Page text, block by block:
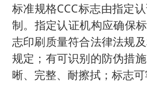
标准规格CCC标志由指定
制。指定认证机构应确保
志印刷质量符合法律法规
规定；有可识别的防伪措
晰、完整、耐擦拭；标志可